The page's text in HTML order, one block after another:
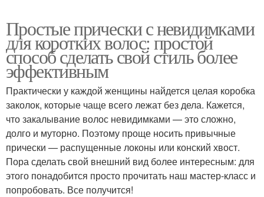
Простые прически с невидимками
для коротких волос: простой
способ сделать свой стиль более
эффективным
Практически у каждой женщины найдется целая коробка
заколок, которые чаще всего лежат без дела. Кажется,
что закалывание волос невидимками — это сложно,
долго и муторно. Поэтому проще носить привычные
прически — распущенные локоны или конский хвост.
Пора сделать свой внешний вид более интересным: для
этого понадобится просто прочитать наш мастер-класс и
попробовать. Все получится!